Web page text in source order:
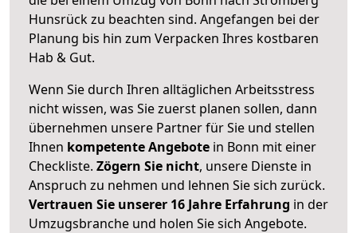
Hunsrück zu beachten sind. Angefangen bei der
Planung bis hin zum Verpacken Ihres kostbaren
Hab & Gut.
Wenn Sie durch Ihren alltäglichen Arbeitsstress
nicht wissen, was Sie zuerst planen sollen, dann
übernehmen unsere Partner für Sie und stellen
Ihnen kompetente Angebote in Bonn mit einer
Checkliste. Zögern Sie nicht, unsere Dienste in
Anspruch zu nehmen und lehnen Sie sich zurück.
Vertrauen Sie unserer 16 Jahre Erfahrung in der
Umzugsbranche und holen Sie sich Angebote.